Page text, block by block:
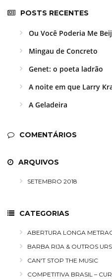
POSTS RECENTES
Ou Você Poderia Me
Mingau de Concreto
Genet: o poeta ladrão
A noite em que Larry
A Geladeira
COMENTÁRIOS
ARQUIVOS
SETEMBRO 2018
CATEGORIAS
ABERTURA LONGA
BARBA RIJA & OUTROS
CAN'T STOP THE MUSIC
COMPETITIVA BRASIL –